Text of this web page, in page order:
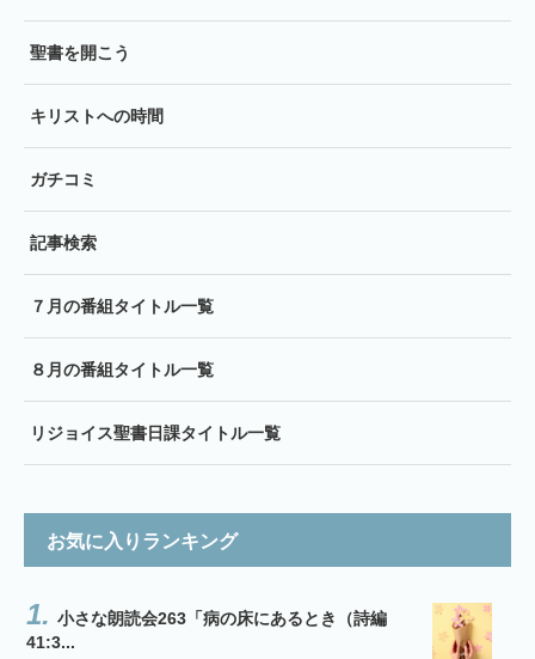
聖書を開こう
キリストへの時間
ガチコミ
記事検索
７月の番組タイトル一覧
８月の番組タイトル一覧
リジョイス聖書日課タイトル一覧
お気に入りランキング
小さな朗読会263「病の床にあるとき（詩編
41:3...